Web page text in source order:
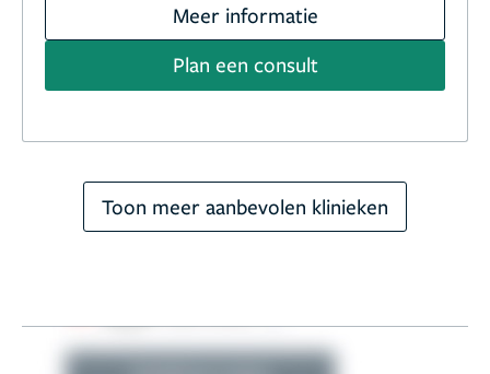
Meer informatie
Plan een consult
Toon meer aanbevolen klinieken